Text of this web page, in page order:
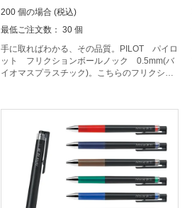
200 個の場合 (税込)
最低ご注文数： 30 個
手に取ればわかる、その品質。PILOT パイロ
ット フリクションボールノック 0.5mm(バ
イオマスプラスチック)。こちらのフリクショ
使用している商品です。